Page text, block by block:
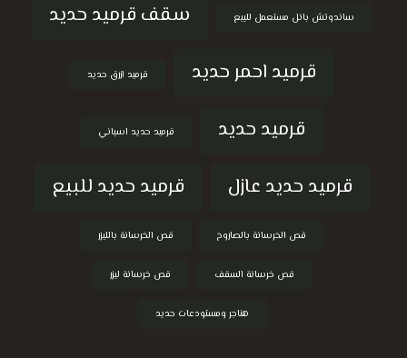
ساندوتش بانل مستعمل للبيع
سقف قرميد حديد
قرميد احمر حديد
قرميد ازرق حديد
قرميد حديد قرميد حديد اسباني
قرميد حديد عازل قرميد حديد للبيع
قص الخرسانة بالصاروخ قص الخرسانة بالليزر
قص خرسانة السقف قص خرسانة ليزر
هناجر ومستودعات حديد